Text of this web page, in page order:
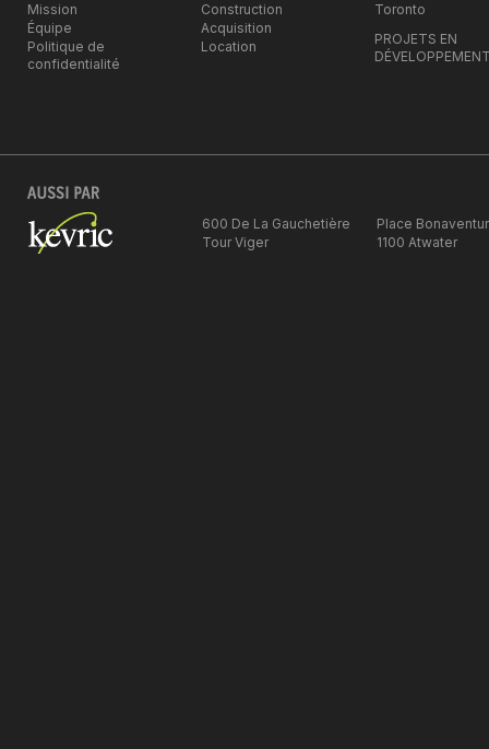
Mission
Équipe
Politique de
confidentialité
Construction
Acquisition
Location
Toronto
PROJETS EN
600 De La Gauchetière
Tour Viger
Place
1100 Atwater